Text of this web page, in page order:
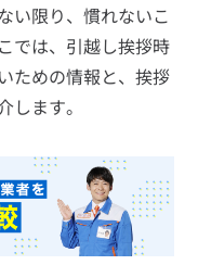
い限り、慣れないこ
では、引越し挨拶時
ための情報と、挨拶
ます。